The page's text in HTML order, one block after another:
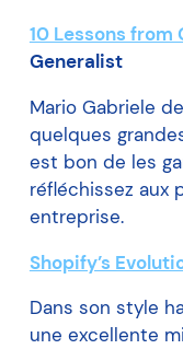
10 Lessons from
Generalist
Mario Gabriele
quelques
est bon de les
réfléchissez aux
entreprise.
Shopify’s
Dans son style
une excellente